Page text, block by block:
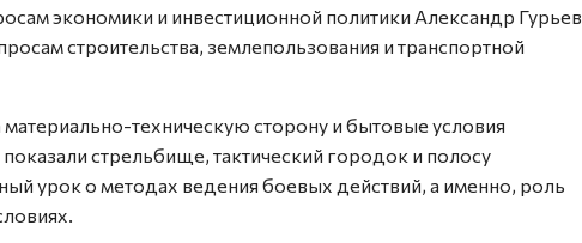
экономики и инвестиционной политики Александр Гурьев
строительства, землепользования и транспортной
техническую сторону и бытовые условия
стрельбище, тактический городок и полосу
урок о методах ведения боевых действий, а именно, роль